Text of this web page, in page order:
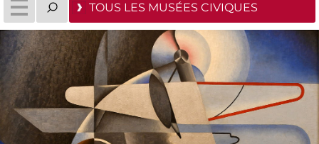
TOUS LES MUSÉES CIVIQUES